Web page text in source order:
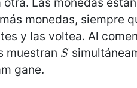
monedas, siempre
y las voltea. Al
muestran S
S
gane.